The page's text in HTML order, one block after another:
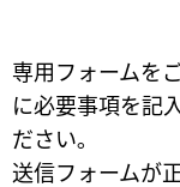
専用フォームを
に必要事項を記
ださい｡
送信フォームが